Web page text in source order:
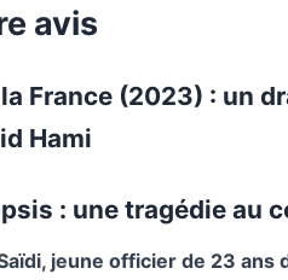
avis
France (2023) : un
Hami
: une tragédie au
jeune officier de 23